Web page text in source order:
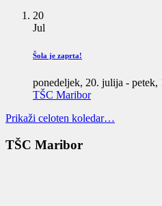
20
Jul
Šola je zaprta!
ponedeljek, 20. julija - petek,
TŠC Maribor
Prikaži celoten koledar…
TŠC Maribor